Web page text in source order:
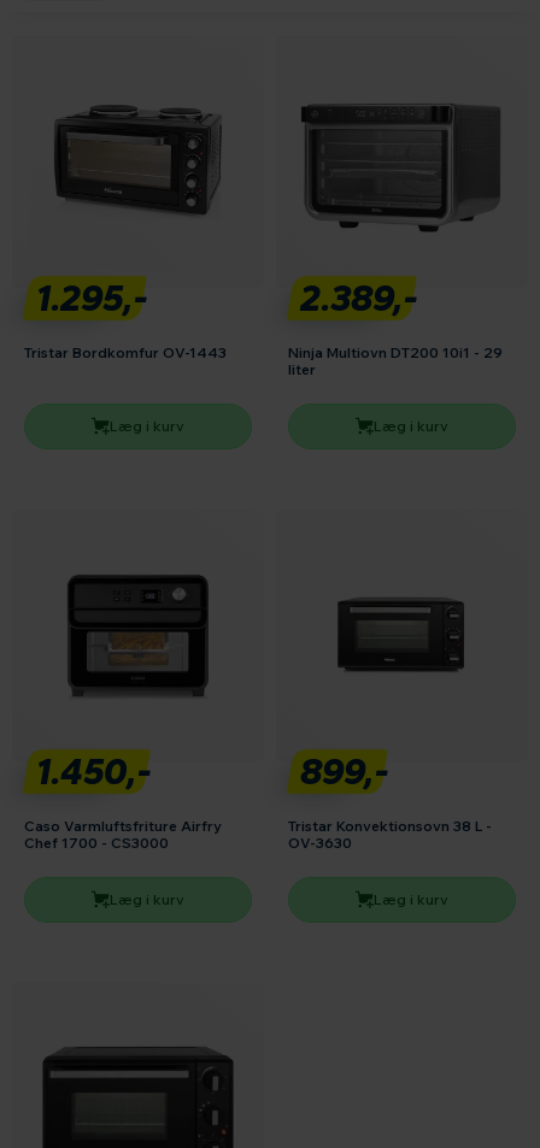
1.295,-
Tristar Bordkomfur OV-1443
Læg i kurv
2.389,-
Ninja Multiovn DT200 10i1 - 29
liter
Læg i kurv
1.450,-
Caso Varmluftsfriture Airfry
Chef 1700 - CS3000
Læg i kurv
899,-
Tristar Konvektionsovn 38 L -
OV-3630
Læg i kurv